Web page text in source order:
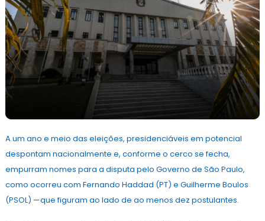
abril
de
A um ano e meio das eleições, presidenciáveis em potencial
despontam nacionalmente e, conforme o cerco se fecha,
empurram nomes para a disputa pelo Governo de São Paulo,
como ocorreu com Fernando Haddad (PT) e Guilherme Boulos
(PSOL) —que figuram ao lado de ao menos dez postulantes.